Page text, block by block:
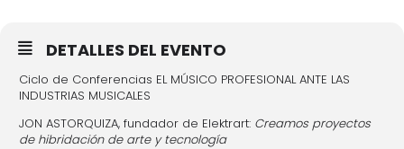
DETALLES DEL EVENTO
Ciclo de Conferencias EL MÚSICO PROFESIONAL ANTE LAS
INDUSTRIAS MUSICALES
JON ASTORQUIZA, fundador de Elektrart: Creamos proyectos
de hibridación de arte y tecnología